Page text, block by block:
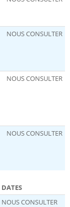
NOUS CONSULTER
NOUS CONSULTER
NOUS CONSULTER
DATES
NOUS CONSULTER